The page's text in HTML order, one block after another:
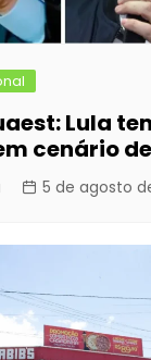
Lula
cenário
5 de agosto